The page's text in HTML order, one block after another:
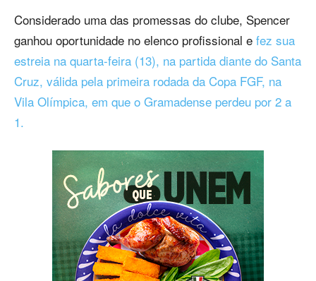
Considerado uma das promessas do clube, Spencer
ganhou oportunidade no elenco profissional e fez sua
estreia na quarta-feira (13), na partida diante do Santa
Cruz, válida pela primeira rodada da Copa FGF, na
Vila Olímpica, em que o Gramadense perdeu por 2 a
1.